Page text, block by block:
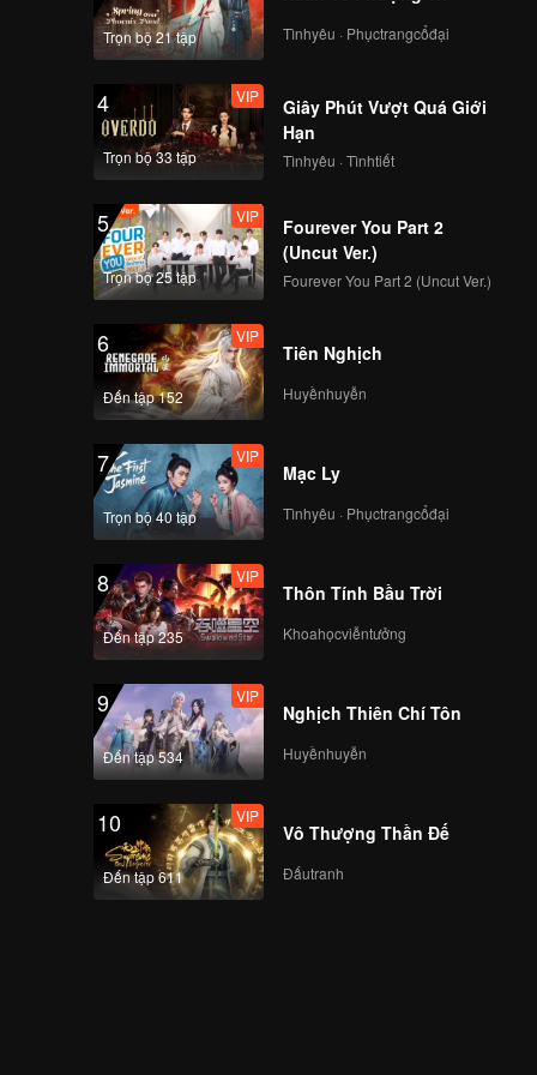
boiled! | Tilik The
Series
VIP EP5: Tilik The Series
Spoiler EP6:
interrupt Bu Tejo's
event | Tilik The
Series
VIP
going to lose? | Tilik
The Series
VIP
Wulan the one to
blame? | Tilik The
Series
VIP
Trọn bộ 21 tập Tìnhyêu · Phụctrangcổđại
4
Trọn bộ 33 tập
VIP
Giây Phút Vượt Quá Giới
Hạn
Tìnhyêu · Tìnhtiết
5
Trọn bộ 25 tập
VIP
Fourever You Part 2
(Uncut Ver.)
Fourever You Part 2 (Uncut Ver.)
6
Đến tập 152
VIP
Tiên Nghịch
Huyềnhuyễn
7
Trọn bộ 40 tập
VIP
Mạc Ly
Tìnhyêu · Phụctrangcổđại
8
Đến tập 235
VIP
Thôn Tính Bầu Trời
Khoahọcviễntưởng
9
Đến tập 534
VIP
Nghịch Thiên Chí Tôn
Huyềnhuyễn
10
Đến tập 611
VIP
Vô Thượng Thần Đế
Đấutranh